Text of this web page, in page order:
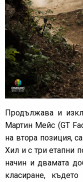
Продължава и
Мартин Мейс (GT
на втора позиция,
Хил и с три етапни
начин и двамата
класиране,